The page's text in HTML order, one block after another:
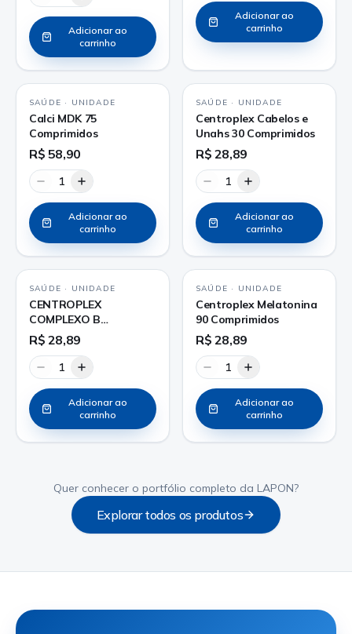
Adicionar ao
carrinho
Adicionar ao
carrinho
SAÚDE · UNIDADE
Calci MDK 75
Comprimidos
R$ 58,90
1
Adicionar ao
carrinho
SAÚDE · UNIDADE
Centroplex Cabelos e
Unahs 30 Comprimidos
R$ 28,89
1
Adicionar ao
carrinho
SAÚDE · UNIDADE
CENTROPLEX
COMPLEXO B
COMPRIMIDO
R$ 28,89
1
Adicionar ao
carrinho
SAÚDE · UNIDADE
Centroplex Melatonina
90 Comprimidos
R$ 28,89
1
Adicionar ao
carrinho
Quer conhecer o portfólio completo da LAPON?
Explorar todos os produtos